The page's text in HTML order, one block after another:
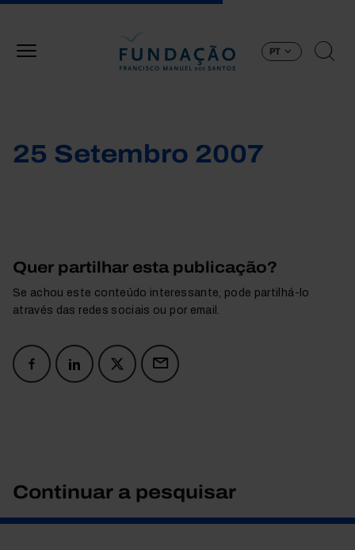
PT
25 Setembro 2007
Quer partilhar esta publicação?
Se achou este conteúdo interessante, pode partilhá-lo
através das redes sociais ou por email.
Continuar a pesquisar